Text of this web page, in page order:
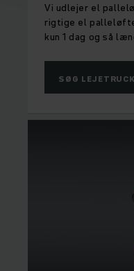
Vi udlejer el
rigtige el
kun 1 dag og så
SØG